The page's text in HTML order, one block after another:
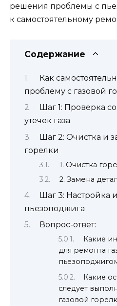
решения проблемы с
к самостоятельному
Содержание
Как
проблему с газовой
Шаг 1: Проверка
утечек газа
Шаг 2: Очистка и
горелки
1. Очистка
2. Замена
Шаг 3: Настройка
пьезоподжига
Вопрос-ответ:
Какие
для ремонта
Какие
следует
газовой